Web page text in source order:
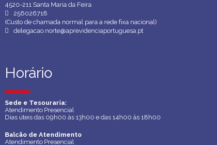
4520-211 Santa Maria da Feira
256026718
(Custo de chamada normal para a rede fixa nacional)
delegacao.norte@aprevidenciaportuguesa.pt
Horário
Horário
Sede e Tesouraria:
Atendimento Presencial
Dias úteis das 09h00 às 13h00 e das 14h00 às 18h00
Sede e Tesouraria:
Atendimento Presencial
Dias úteis das 09h00 às 13h00 e das 14h00 às 18h00
Balcão de Atendimento
Atendimento Presencial
Balcão de Atendimento
Atendimento Presencial